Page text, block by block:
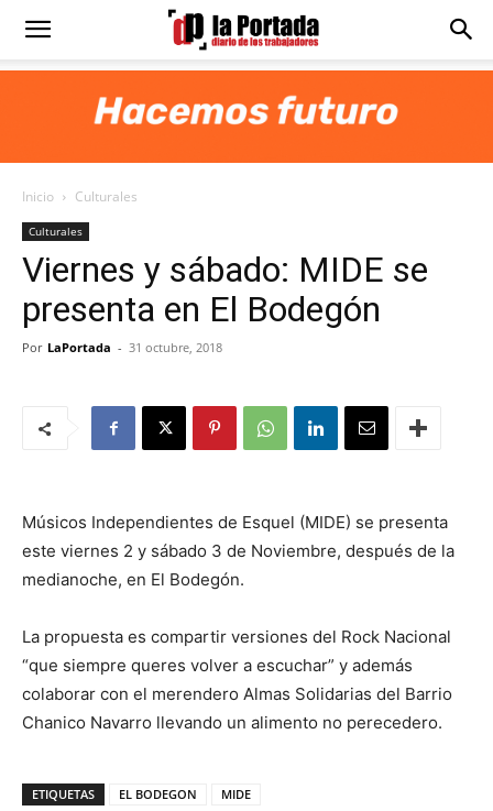
Diario
Portada
Inicio Culturales
Culturales
Viernes y sábado: MIDE se
presenta en El Bodegón
Por LaPortada - 31 octubre, 2018
Músicos Independientes de Esquel (MIDE) se presenta
este viernes 2 y sábado 3 de Noviembre, después de la
medianoche, en El Bodegón.
La propuesta es compartir versiones del Rock Nacional
“que siempre queres volver a escuchar” y además
colaborar con el merendero Almas Solidarias del Barrio
Chanico Navarro llevando un alimento no perecedero.
ETIQUETAS EL BODEGON MIDE